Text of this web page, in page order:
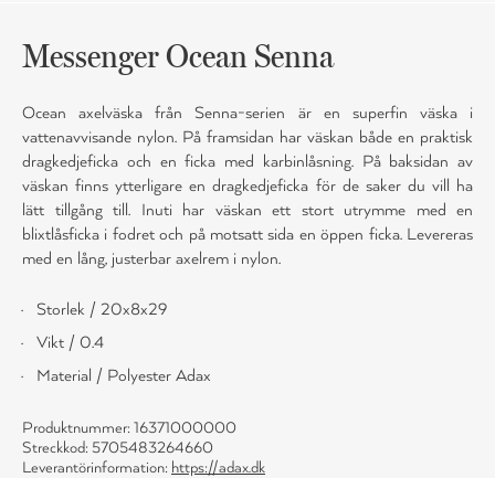
Messenger Ocean Senna
Ocean axelväska från Senna-serien är en superfin väska i
vattenavvisande nylon. På framsidan har väskan både en praktisk
dragkedjeficka och en ficka med karbinlåsning. På baksidan av
väskan finns ytterligare en dragkedjeficka för de saker du vill ha
lätt tillgång till. Inuti har väskan ett stort utrymme med en
blixtlåsficka i fodret och på motsatt sida en öppen ficka. Levereras
med en lång, justerbar axelrem i nylon.
Storlek / 20x8x29
Vikt / 0.4
Material / Polyester Adax
Produktnummer: 16371000000
Streckkod: 5705483264660
Leverantörinformation: https://adax.dk